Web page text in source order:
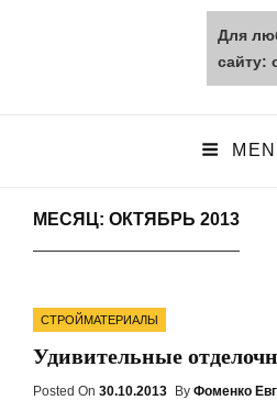
opt-
МЕСЯЦ: ОКТЯБРЬ 2013
Categories
СТРОЙМАТЕРИАЛЫ
Удивительные
Posted On Posted
30.10.2013 By Фоменко
Для
сайту: